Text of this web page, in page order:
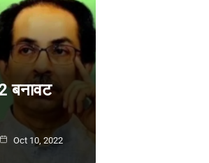
बनावट
Oct 10, 2022